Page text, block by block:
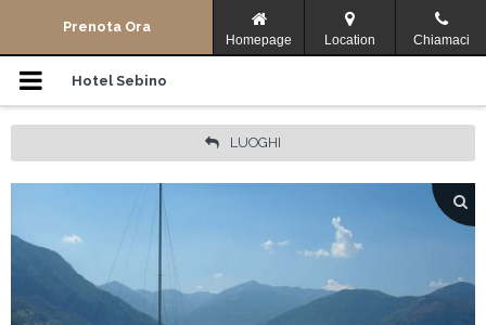
Menu di navigazione
Camere
Dintorni
Prenota Ora
Homepage Location Chiamaci
Hotel Sebino
LUOGHI